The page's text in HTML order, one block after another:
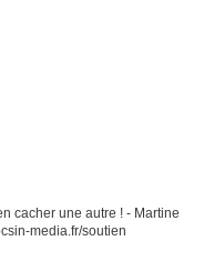
cacher une autre ! - Martine
media.fr/soutien